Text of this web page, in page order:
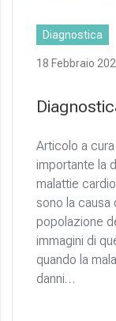
Diagnostica
18 Febbraio
Articolo a
importante la
malattie
sono la causa
popolazione
immagini di
quando la
danni…